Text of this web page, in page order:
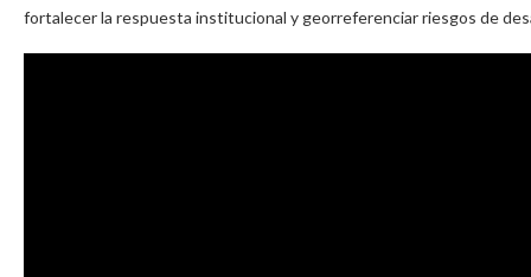
fortalecer la respuesta institucional y georreferenciar riesgos de